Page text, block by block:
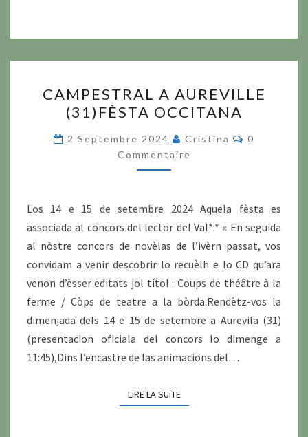
A
AUREVILLE
(31)FÈSTA
OCCITANA
CAMPESTRAL A AUREVILLE
(31)FÈSTA OCCITANA
2 Septembre 2024 Cristina
0
Commentaire
Los 14 e 15 de setembre 2024 Aquela fèsta es
associada al concors del lector del Val*:* « En seguida
al nòstre concors de novèlas de l’ivèrn passat, vos
convidam a venir descobrir lo recuèlh e lo CD qu’ara
venon d’èsser editats jol títol : Coups de théâtre à la
ferme / Còps de teatre a la bòrda.Rendètz-vos la
dimenjada dels 14 e 15 de setembre a Aurevila (31)
(presentacion oficiala del concors lo dimenge a
11:45),Dins l’encastre de las animacions del…
LIRE LA SUITELIRE LA SUITE